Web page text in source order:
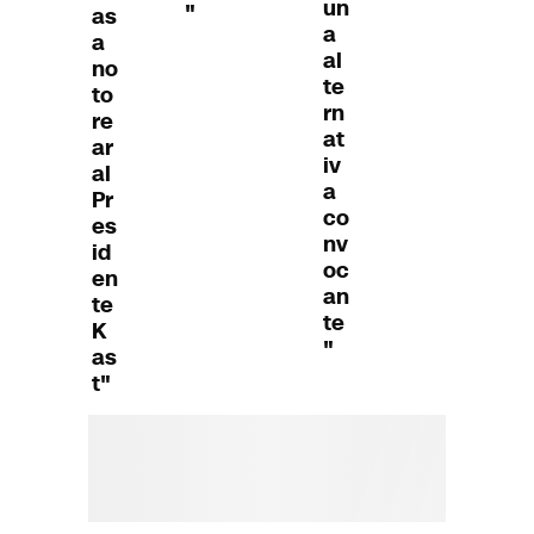
as
a
no
to
re
ar
al
Pr
es
id
en
te
K
as
t"
"
un
a
al
te
rn
at
iv
a
co
nv
oc
an
te
"